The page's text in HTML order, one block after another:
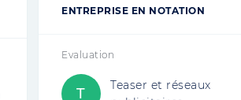
ENTREPRISE EN NOTATION
Evaluation
T
Teaser et réseaux